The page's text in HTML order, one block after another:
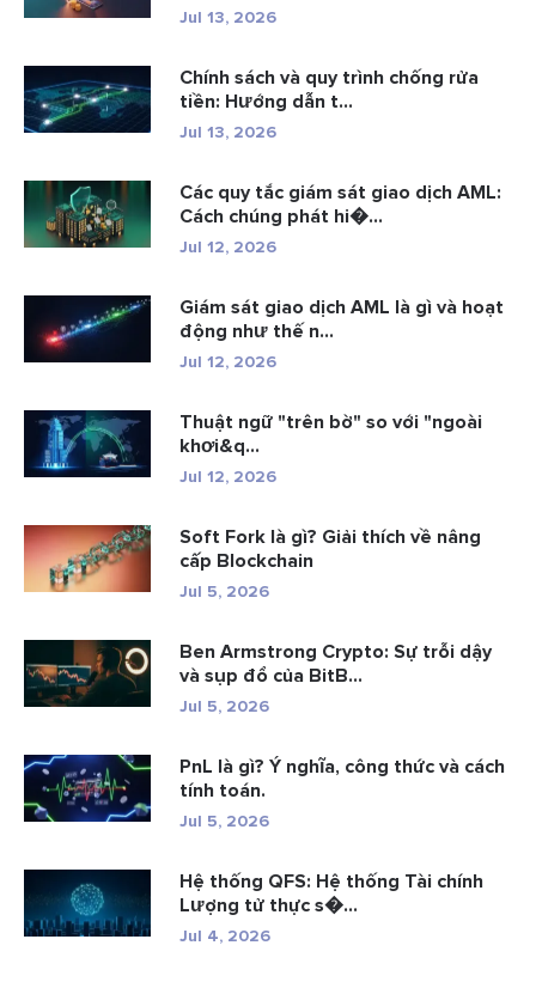
Jul 13, 2026
Chính sách và quy trình chống rửa
tiền: Hướng dẫn t...
Jul 13, 2026
Các quy tắc giám sát giao dịch AML:
Cách chúng phát hi�...
Jul 12, 2026
Giám sát giao dịch AML là gì và hoạt
động như thế n...
Jul 12, 2026
Thuật ngữ "trên bờ" so với "ngoài
khơi&q...
Jul 12, 2026
Soft Fork là gì? Giải thích về nâng
cấp Blockchain
Jul 5, 2026
Ben Armstrong Crypto: Sự trỗi dậy
và sụp đổ của BitB...
Jul 5, 2026
PnL là gì? Ý nghĩa, công thức và cách
tính toán.
Jul 5, 2026
Hệ thống QFS: Hệ thống Tài chính
Lượng tử thực s�...
Jul 4, 2026